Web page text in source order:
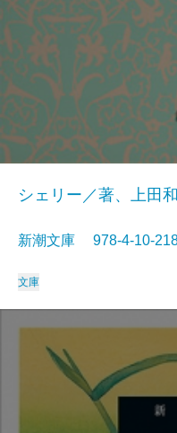
シェリー／著、上田
新潮文庫 978-4-10-
文庫